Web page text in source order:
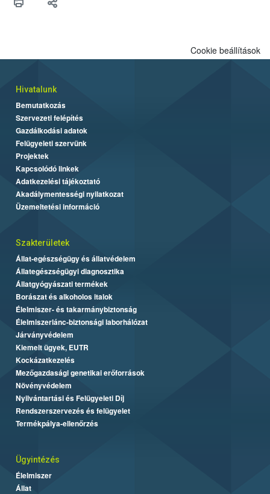
Cookie beállítások
Hivatalunk
Bemutatkozás
Szervezeti felépítés
Gazdálkodási adatok
Felügyeleti szervünk
Projektek
Kapcsolódó linkek
Adatkezelési tájékoztató
Akadálymentességi nyilatkozat
Üzemeltetési információ
Szakterületek
Állat-egészségügy és állatvédelem
Állategészségügyi diagnosztika
Állatgyógyászati termékek
Borászat és alkoholos italok
Élelmiszer- és takarmánybiztonság
Élelmiszerlánc-biztonsági laborhálózat
Járványvédelem
Kiemelt ügyek, EUTR
Kockázatkezelés
Mezőgazdasági genetikai erőforrások
Növényvédelem
Nyilvántartási és Felügyeleti Díj
Rendszerszervezés és felügyelet
Termékpálya-ellenőrzés
Ügyintézés
Élelmiszer
Állat